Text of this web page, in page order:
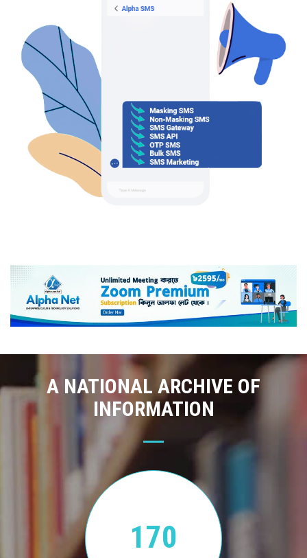
A NATIONAL ARCHIVE OF
INFORMATION
170